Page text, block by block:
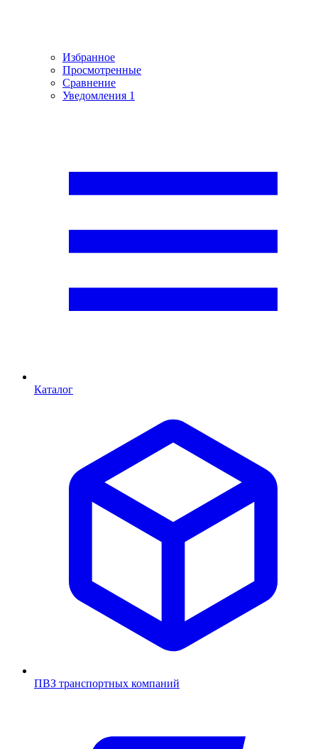
Избранное
Просмотренные
Сравнение
Уведомления 1
Каталог
ПВЗ транспортных компаний